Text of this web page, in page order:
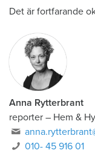
Det är fortfarande
Anna Rytterbrant
reporter – Hem &
010- 45 916 01